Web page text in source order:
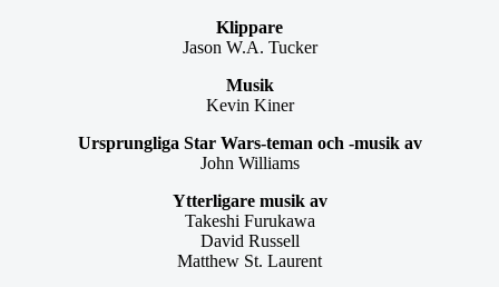
Klippare
Jason W.A. Tucker
Musik
Kevin Kiner
Ursprungliga Star Wars-teman och -musik av
John Williams
Ytterligare musik av
Takeshi Furukawa
David Russell
Matthew St. Laurent